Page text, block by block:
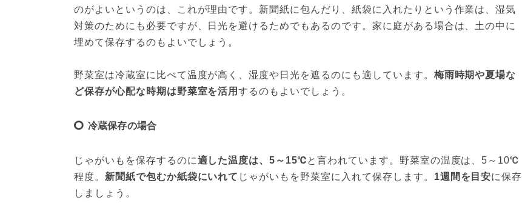
のがよいというのは、これが理由です。新聞紙に包んだり、紙袋に入れたりという作業は、湿気
対策のためにも必要ですが、日光を避けるためでもあるのです。家に庭がある場合は、土の中に
埋めて保存するのもよいでしょう。
野菜室は冷蔵室に比べて温度が高く、湿度や日光を遮るのにも適しています。 梅雨時期や夏場な
ど保存が心配な時期は野菜室を活用するのもよいでしょう。
冷蔵保存の場合
じゃがいもを保存するのに適した温度は、5～15℃と言われています。野菜室の温度は、5～10℃
程度。 新聞紙で包むか紙袋にいれて じゃがいもを野菜室に入れて保存します。 1週間を目安に保存
しましょう。